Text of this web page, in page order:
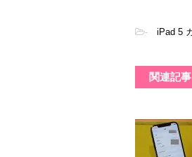
- iPad 5
関連記事